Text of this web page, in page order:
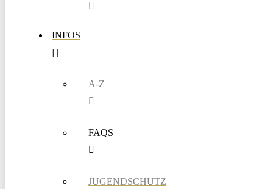
INFOS
A-Z
FAQS
JUGENDSCHUTZ